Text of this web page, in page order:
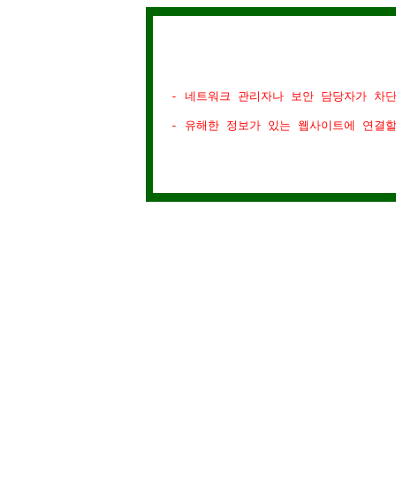
- 네트워크 관리자나 보안 담당자가 차
- 유해한 정보가 있는 웹사이트에 연결